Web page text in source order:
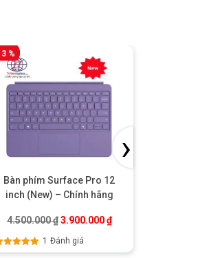
6.300.000 ₫.
%
Bàn phím Surface Pro 12
inch (New) – Chính hãng
4.500.000₫Giá gốc là: 4.500.000 ₫.
3.900.000₫Giá hiện tại là:
xếp
1 Đánh giá
›